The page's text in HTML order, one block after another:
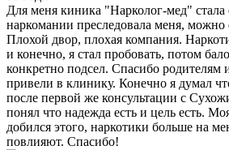
Для меня киника "Нарколог-мед"
наркомании преследовала меня, можно
Плохой двор, плохая компания.
и конечно, я стал пробовать, потом
конкретно подсел. Спасибо родителям
привели в клинику. Конечно я думал
после первой же консультации с
понял что надежда есть и цель есть.
добился этого, наркотики больше на
повлияют. Спасибо!